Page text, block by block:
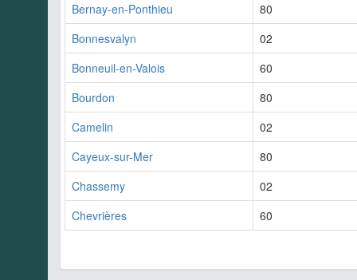
Bernay-en-Ponthieu
80
Bonnesvalyn
02
Bonneuil-en-Valois
60
Bourdon
80
Camelin
02
Cayeux-sur-Mer
80
Chassemy
02
Chevrières
60